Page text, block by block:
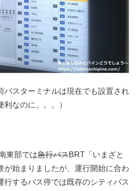
バスターミナルは現在でも設置され
なのに。。。）
東部では急行バスBRT「いまざと
が始まりましたが、運行開始に合わ
行するバス停では既存のシティバス